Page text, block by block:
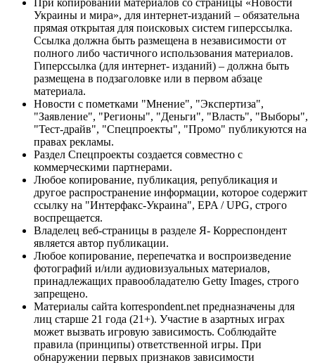
Украины и мира», для интернет-изданий – обязательна
прямая открытая для поисковых систем гиперссылка.
Ссылка должна быть размещена в независимости от
полного либо частичного использования материалов.
Гиперссылка (для интернет- изданий) – должна быть
размещена в подзаголовке или в первом абзаце
материала.
Новости с пометками "Мнение", "Экспертиза",
"Заявление", "Регионы", "Деньги", "Власть", "Выборы",
"Тест-драйв", "Спецпроекты", "Промо" публикуются на
правах рекламы.
Раздел Спецпроекты создается совместно с
коммерческими партнерами.
Любое копирование, публикация, републикация и
другое распространение информации, которое содержит
ссылку на "Интерфакс-Украина", EPA / UPG, строго
воспрещается.
Владелец веб-страницы в разделе Я- Корреспондент
является автор публикации.
Любое копирование, перепечатка и воспроизведение
фотографий и/или аудиовизуальных материалов,
принадлежащих правообладателю Getty Images, строго
запрещено.
Материалы сайта korrespondent.net предназначены для
лиц старше 21 года (21+). Участие в азартных играх
может вызвать игровую зависимость. Соблюдайте
правила (принципы) ответственной игры. При
обнаружении первых признаков зависимости